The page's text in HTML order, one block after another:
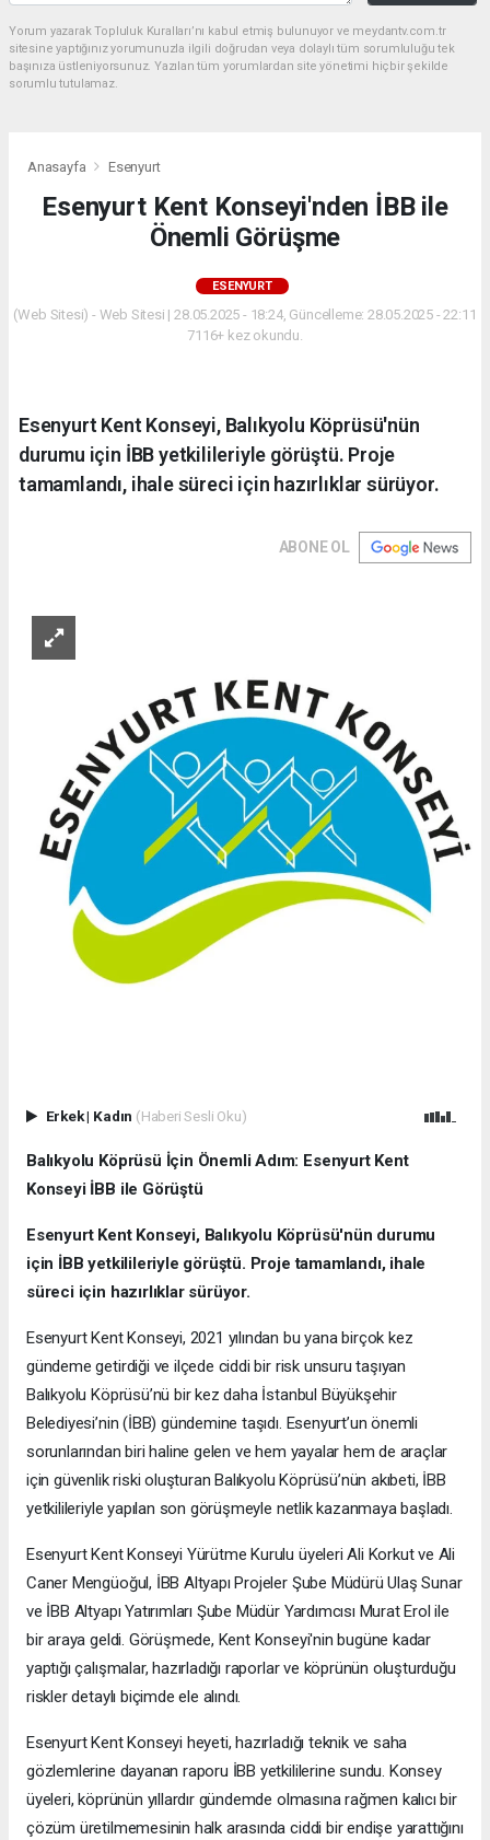
Yorum yazarak Topluluk Kuralları’nı kabul etmiş bulunuyor ve meydantv.com.tr
sitesine yaptığınız yorumunuzla ilgili doğrudan veya dolaylı tüm sorumluluğu tek
başınıza üstleniyorsunuz. Yazılan tüm yorumlardan site yönetimi hiçbir şekilde
sorumlu tutulamaz.
Anasayfa Esenyurt
Esenyurt Kent Konseyi'nden İBB ile
Önemli Görüşme
ESENYURT
(Web Sitesi) - Web Sitesi | 28.05.2025 - 18:24, Güncelleme: 28.05.2025 - 22:11
7116+ kez okundu.
Esenyurt Kent Konseyi, Balıkyolu Köprüsü'nün
durumu için İBB yetkilileriyle görüştü. Proje
tamamlandı, ihale süreci için hazırlıklar sürüyor.
ABONE OL
Erkek| Kadın (Haberi Sesli Oku)
Balıkyolu Köprüsü İçin Önemli Adım: Esenyurt Kent
Konseyi İBB ile Görüştü
Esenyurt Kent Konseyi, Balıkyolu Köprüsü'nün durumu
için İBB yetkilileriyle görüştü. Proje tamamlandı, ihale
süreci için hazırlıklar sürüyor.
Esenyurt Kent Konseyi, 2021 yılından bu yana birçok kez
gündeme getirdiği ve ilçede ciddi bir risk unsuru taşıyan
Balıkyolu Köprüsü’nü bir kez daha İstanbul Büyükşehir
Belediyesi’nin (İBB) gündemine taşıdı. Esenyurt’un önemli
sorunlarından biri haline gelen ve hem yayalar hem de araçlar
için güvenlik riski oluşturan Balıkyolu Köprüsü’nün akıbeti, İBB
yetkilileriyle yapılan son görüşmeyle netlik kazanmaya başladı.
Esenyurt Kent Konseyi Yürütme Kurulu üyeleri Ali Korkut ve Ali
Caner Mengüoğul, İBB Altyapı Projeler Şube Müdürü Ulaş Sunar
ve İBB Altyapı Yatırımları Şube Müdür Yardımcısı Murat Erol ile
bir araya geldi. Görüşmede, Kent Konseyi'nin bugüne kadar
yaptığı çalışmalar, hazırladığı raporlar ve köprünün oluşturduğu
riskler detaylı biçimde ele alındı.
Esenyurt Kent Konseyi heyeti, hazırladığı teknik ve saha
gözlemlerine dayanan raporu İBB yetkililerine sundu. Konsey
üyeleri, köprünün yıllardır gündemde olmasına rağmen kalıcı bir
çözüm üretilmemesinin halk arasında ciddi bir endişe yarattığını